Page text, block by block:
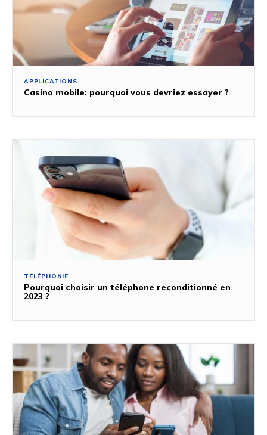
APPLICATIONS
Casino mobile: pourquoi vous devriez essayer ?
TÉLÉPHONIE
Pourquoi choisir un téléphone reconditionné en
2023 ?